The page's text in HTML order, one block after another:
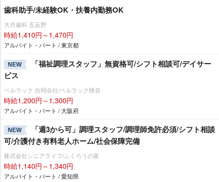
歯科助手/未経験OK・扶養内勤務OK
大月歯科 五反野
時給1,410円～1,470円
アルバイト・パート / 東京都
NEW
「福祉調理スタッフ」無資格可/シフト相談可/デイサー
ビス
ベルラック 合同会社/ベルラック桃谷
時給1,200円～1,300円
アルバイト・パート / 大阪府
NEW
「週3から可」調理スタッフ/調理師免許必須/シフト相談
可/介護付き有料老人ホーム/社会保障完備
株式会社シニアライフ/ふくろうの家
時給1,140円～1,340円
アルバイト・パート / 愛知県